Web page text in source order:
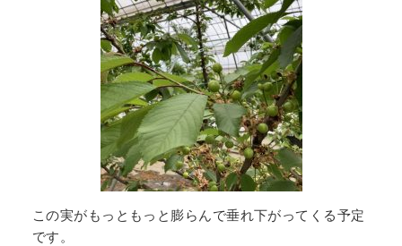
この実がもっともっと膨らんで垂れ下がってくる予定
です。